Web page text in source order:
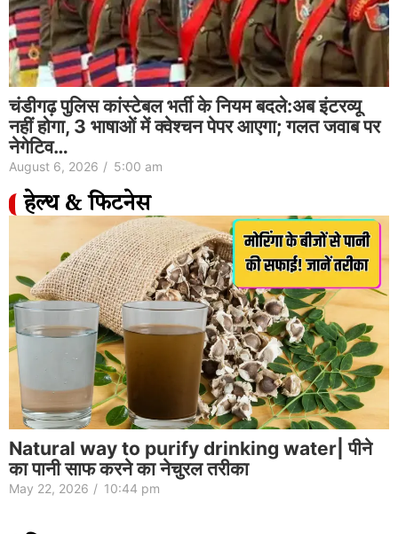
चंडीगढ़ पुलिस कांस्टेबल भर्ती के नियम बदले:अब इंटरव्यू
नहीं होगा, 3 भाषाओं में क्वेश्चन पेपर आएगा; गलत जवाब पर
नेगेटिव…
August 6, 2026 / 5:00 am
हेल्थ & फिटनेस
Natural way to purify drinking water| पीने
का पानी साफ करने का नेचुरल तरीका
May 22, 2026 / 10:44 pm